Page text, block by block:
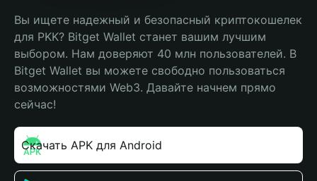
Вы ищете надежный и безопасный криптокошелек
для PKK? Bitget Wallet станет вашим лучшим
выбором. Нам доверяют 40 млн пользователей. В
Bitget Wallet вы можете свободно пользоваться
возможностями Web3. Давайте начнем прямо
сейчас!
Скачать APK для Android